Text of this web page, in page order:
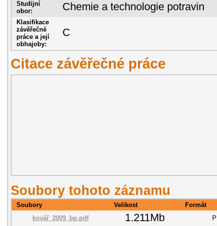
Studijní
obor:
Chemie a technologie potravin
Klasifikace
závěřečné
práce a její
obhajoby:
C
Citace závěřečné práce
Soubory tohoto záznamu
Soubory Velikost
Formát
kovář_2009_bp.pdf
1.211Mb